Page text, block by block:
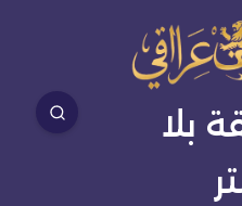
بلا